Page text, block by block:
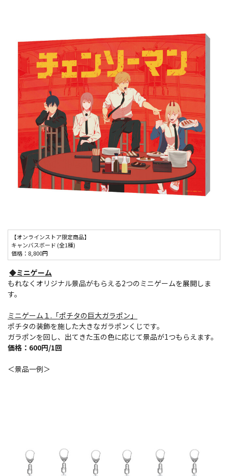
【オンラインストア限定商品】
キャンバスボード (全1種)
価格：8,800円
◆ミニゲーム
もれなくオリジナル景品がもらえる2つのミニゲームを展開しま
す。
ミニゲーム１.「ポチタの巨大ガラポン 」
ポチタの装飾を施した大きなガラポンくじです。
ガラポンを回し、出てきた玉の色に応じて景品が1つもらえます。
価格：600円/1回
＜景品一例＞